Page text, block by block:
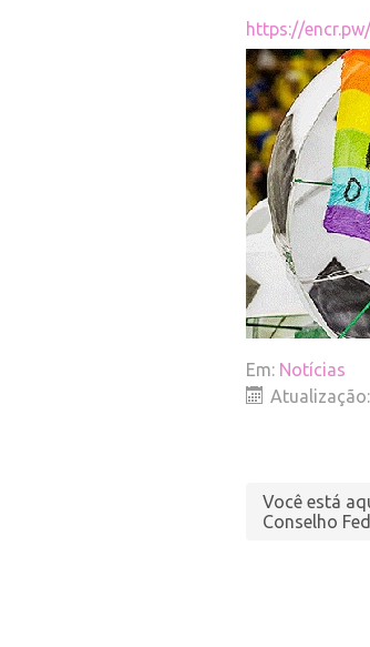
https://
Em: Notícias
Você está
Conselho